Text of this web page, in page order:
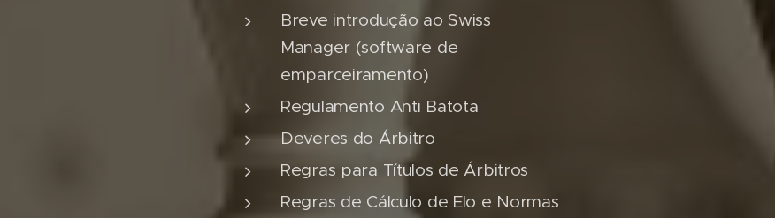
Breve introdução ao Swiss
Manager (software de
emparceiramento)
Regulamento Anti Batota
Deveres do Árbitro
Regras para Títulos de Árbitros
Regras de Cálculo de Elo e Normas